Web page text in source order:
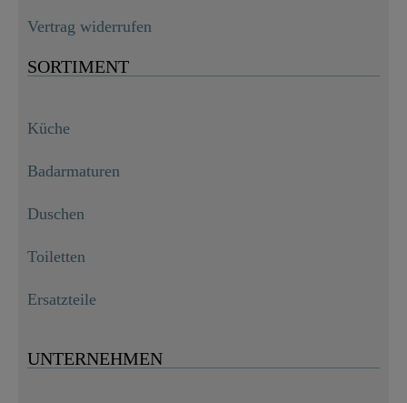
Vertrag widerrufen
SORTIMENT
Küche
Badarmaturen
Duschen
Toiletten
Ersatzteile
UNTERNEHMEN